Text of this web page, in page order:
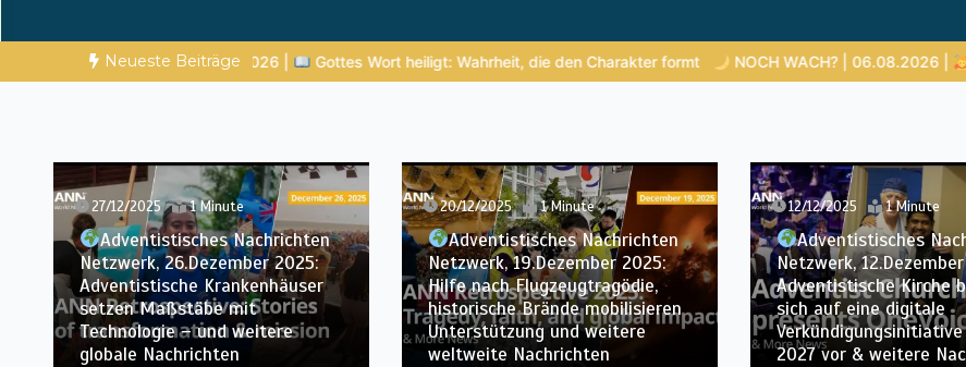
Neueste Beiträge
Gottes Wort heiligt: Wahrheit, die den Charakter formt NOCH WACH? | 06.08.2026 | Das Größte, was du geben kannst
20/12/2025 1 Minute
Adventistisches Nachrichten
Netzwerk, 19.Dezember 2025:
Hilfe nach Flugzeugtragödie,
historische Brände mobilisieren
Unterstützung und weitere
weltweite Nachrichten
12/12/2025 1 Minute
Adventistisches Nachrichten
Netzwerk, 12.Dezember 2025: Die
Adventistische Kirche bereitet
sich auf eine digitale
Verkündigungsinitiative im Jahr
2027 vor & weitere Nachrichten
05/12/2025 1 Minute
Adventistisches
Netzwerk,
Adventistische Kirche
Katastrophenhilfe-
weitere weltweite